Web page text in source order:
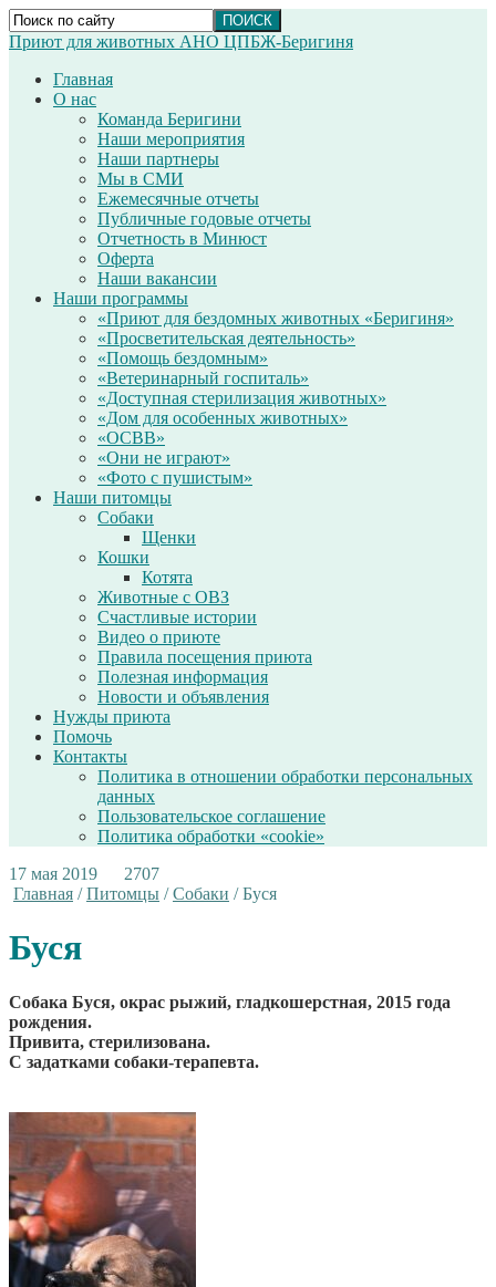
Приют для животных АНО ЦПБЖ-Беригиня
Главная
О нас
Команда Беригини
Наши мероприятия
Наши партнеры
Мы в СМИ
Ежемесячные отчеты
Публичные годовые отчеты
Отчетность в Минюст
Оферта
Наши вакансии
Наши программы
«Приют для бездомных животных «Беригиня»
«Просветительская деятельность»
«Помощь бездомным»
«Ветеринарный госпиталь»
«Доступная стерилизация животных»
«Дом для особенных животных»
«ОСВВ»
«Они не играют»
«Фото с пушистым»
Наши питомцы
Собаки
Щенки
Кошки
Котята
Животные с ОВЗ
Счастливые истории
Видео о приюте
Правила посещения приюта
Полезная информация
Новости и объявления
Нужды приюта
Помочь
Контакты
Политика в отношении обработки персональных
данных
Пользовательское соглашение
Политика обработки «cookie»
17 мая 2019
2707
Главная /Питомцы /Собаки /Буся
Буся
Собака Буся, окрас рыжий, гладкошерстная, 2015 года
рождения.
Привита, стерилизована.
С задатками собаки-терапевта.